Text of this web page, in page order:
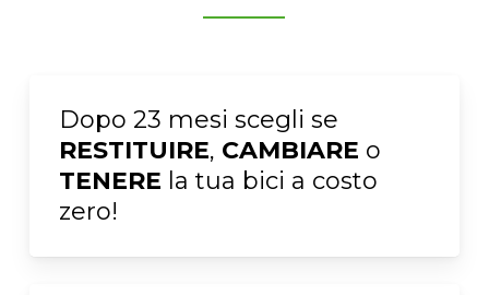
Dopo 23 mesi scegli se
RESTITUIRE, CAMBIARE o
TENERE la tua bici a costo
zero!